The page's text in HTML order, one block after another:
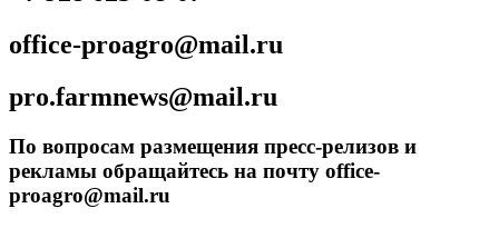
office-proagro@mail.ru
pro.farmnews@mail.ru
По вопросам размещения пресс-релизов и
рекламы обращайтесь на почту office-
proagro@mail.ru